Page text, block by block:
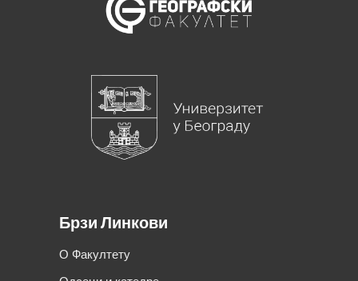
Брзи Линкови
О Факултету